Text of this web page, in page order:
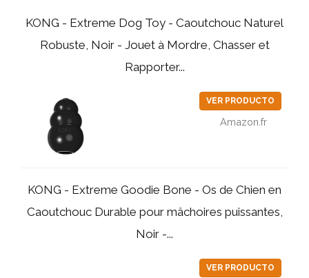
KONG - Extreme Dog Toy - Caoutchouc Naturel
Robuste, Noir - Jouet à Mordre, Chasser et
Rapporter...
VER PRODUCTO
Amazon.fr
KONG - Extreme Goodie Bone - Os de Chien en
Caoutchouc Durable pour mâchoires puissantes,
Noir -...
VER PRODUCTO